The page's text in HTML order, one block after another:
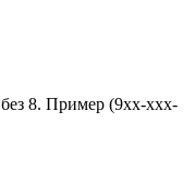
8. Пример (9хх-ххх-